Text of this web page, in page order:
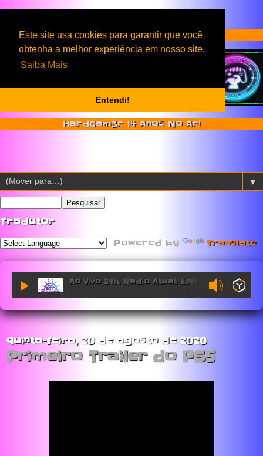
Este site usa cookies para garantir que você
obtenha a melhor experiência em nosso site.
Saiba Mais
Entendi!
Serviços & Produtos HardGam3r
HardGam3r 14 Anos No Ar!
▼
Tradutor
Powered by Translate
Ao Vivo 24h. Radio Atual: EDM Sessions.
quinta-feira, 20 de agosto de 2020
Primeiro Trailer do PS5